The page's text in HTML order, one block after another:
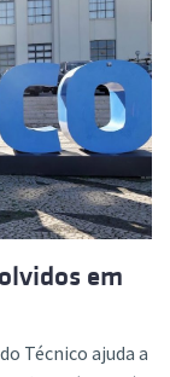
em
Técnico ajuda a